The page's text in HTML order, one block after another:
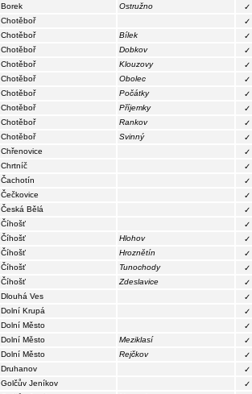
Borek Ostružno
✓
Chotěboř
✓
Chotěboř Bílek
✓
Chotěboř Dobkov
✓
Chotěboř Klouzovy
✓
Chotěboř Obolec
✓
Chotěboř Počátky
✓
Chotěboř Příjemky
✓
Chotěboř Rankov
✓
Chotěboř Svinný
✓
Chřenovice
✓
Chrtníč
✓
Čachotín
✓
Čečkovice
✓
Česká Bělá
✓
Číhošť
✓
Číhošť Hlohov
✓
Číhošť Hroznětín
✓
Číhošť Tunochody
✓
Číhošť Zdeslavice
✓
Dlouhá Ves
✓
Dolní Krupá
✓
Dolní Město
✓
Dolní Město Meziklasí
✓
Dolní Město Rejčkov
✓
Druhanov
✓
Golčův Jeníkov
✓